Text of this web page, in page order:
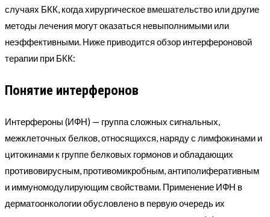
случаях БКК, когда хирургическое вмешательство или другие
методы лечения могут оказаться невыполнимыми или
неэффективными. Ниже приводится обзор интерфероновой
терапии при БКК:
Понятие интерферонов
Интерфероны (ИФН) — группа сложных сигнальных,
межклеточных белков, относящихся, наряду с лимфокинами и
цитокинами к группе белковых гормонов и обладающих
противовирусным, противомикробным, антиполиферативным
и иммуномодулирующим свойствами. Применение ИФН в
дерматоонкологии обусловлено в первую очередь их